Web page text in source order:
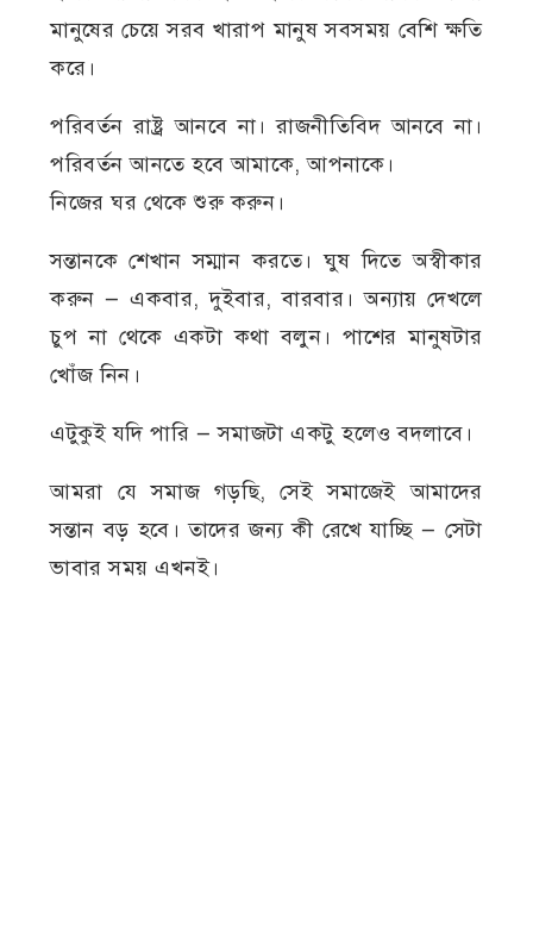
মানুষের চেয়ে সরব খারাপ মানুষ সবসময় বেশি ক্ষতি
করে।
পরিবর্তন রাষ্ট্র আনবে না। রাজনীতিবিদ আনবে না।
পরিবর্তন আনতে হবে আমাকে, আপনাকে।
নিজের ঘর থেকে শুরু করুন।
সন্তানকে শেখান সম্মান করতে। ঘুষ দিতে অস্বীকার
করুন — একবার, দুইবার, বারবার। অন্যায় দেখলে
চুপ না থেকে একটা কথা বলুন। পাশের মানুষটার
খোঁজ নিন।
এটুকুই যদি পারি — সমাজটা একটু হলেও বদলাবে।
আমরা যে সমাজ গড়ছি, সেই সমাজেই আমাদের
সন্তান বড় হবে। তাদের জন্য কী রেখে যাচ্ছি — সেটা
ভাবার সময় এখনই।